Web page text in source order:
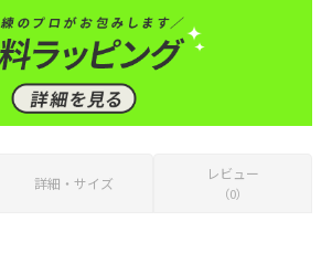
詳細・サイズ
レビュー
（0）